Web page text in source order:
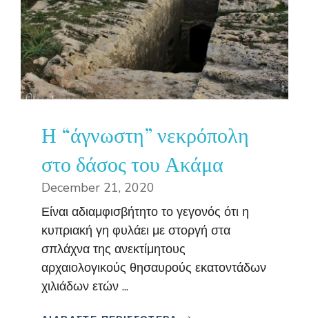
Η “άγνωστη” νεκρόπολη
στο δάσος του Ακάμα
December 21, 2020
Είναι αδιαμφισβήτητο το γεγονός ότι η
κυπριακή γη φυλάει με στοργή στα
σπλάχνα της ανεκτίμητους
αρχαιολογικούς θησαυρούς εκατοντάδων
χιλιάδων ετών ...